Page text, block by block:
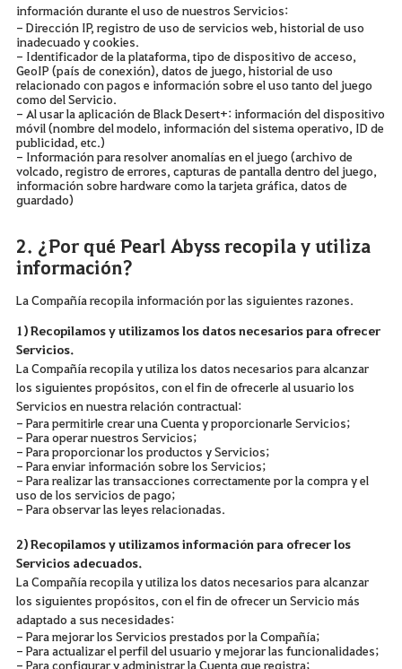
información durante el uso de nuestros Servicios:
- Dirección IP, registro de uso de servicios web, historial de uso
inadecuado y cookies.
- Identificador de la plataforma, tipo de dispositivo de acceso,
GeoIP (país de conexión), datos de juego, historial de uso
relacionado con pagos e información sobre el uso tanto del juego
como del Servicio.
- Al usar la aplicación de Black Desert+: información del dispositivo
móvil (nombre del modelo, información del sistema operativo, ID de
publicidad, etc.)
- Información para resolver anomalías en el juego (archivo de
volcado, registro de errores, capturas de pantalla dentro del juego,
información sobre hardware como la tarjeta gráfica, datos de
guardado)
2. ¿Por qué Pearl Abyss recopila y utiliza
información?
La Compañía recopila información por las siguientes razones.
1) Recopilamos y utilizamos los datos necesarios para ofrecer
Servicios.
La Compañía recopila y utiliza los datos necesarios para alcanzar
los siguientes propósitos, con el fin de ofrecerle al usuario los
Servicios en nuestra relación contractual:
- Para permitirle crear una Cuenta y proporcionarle Servicios;
- Para operar nuestros Servicios;
- Para proporcionar los productos y Servicios;
- Para enviar información sobre los Servicios;
- Para realizar las transacciones correctamente por la compra y el
uso de los servicios de pago;
- Para observar las leyes relacionadas.
2) Recopilamos y utilizamos información para ofrecer los
Servicios adecuados.
La Compañía recopila y utiliza los datos necesarios para alcanzar
los siguientes propósitos, con el fin de ofrecer un Servicio más
adaptado a sus necesidades:
- Para mejorar los Servicios prestados por la Compañía;
- Para actualizar el perfil del usuario y mejorar las funcionalidades;
- Para configurar y administrar la Cuenta que registra;